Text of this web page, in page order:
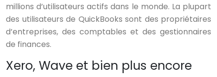
millions d’utilisateurs actifs dans le monde. La plupart
des utilisateurs de QuickBooks sont des propriétaires
d’entreprises, des comptables et des gestionnaires
de finances.
Xero, Wave et bien plus encore